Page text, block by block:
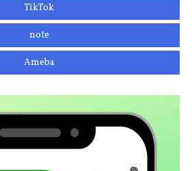
TikTok
note
Ameba